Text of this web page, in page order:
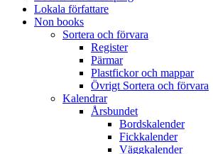
Lokala författare
Non books
Sortera och förvara
Register
Pärmar
Plastfickor och mappar
Övrigt Sortera och förvara
Kalendrar
Årsbundet
Bordskalender
Fickkalender
Väggkalender